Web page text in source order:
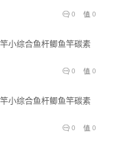
0
0
小综合鱼杆鲫鱼竿碳素
0
0
小综合鱼杆鲫鱼竿碳素
0
0